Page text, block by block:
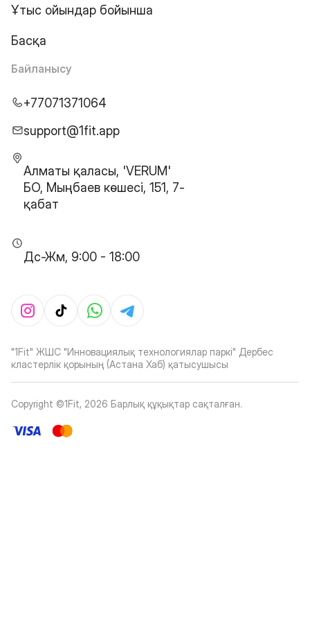
Ұтыс ойындар бойынша
Басқа
Байланысу
+77071371064
support@1fit.app
Алматы қаласы, 'VERUM'
БО, Мыңбаев көшесі, 151, 7-
қабат
Дс-Жм, 9:00 - 18:00
"1Fit" ЖШС "Инновациялық технологиялар паркі" Дербес
кластерлік қорының (Астана Хаб) қатысушысы
Copyright ©1Fit, 2026 Барлық құқықтар сақталған.